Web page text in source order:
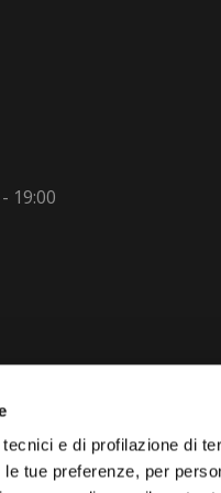
e di profilazione di
tue preferenze, per
19:00